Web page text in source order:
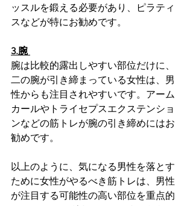
ッスルを鍛える必要があり、ピラティ
スなどが特にお勧めです。
3.腕
腕は比較的露出しやすい部位だけに、
二の腕が引き締まっている女性は、男
性からも注目されやすいです。アーム
カールやトライセプスエクステンショ
ンなどの筋トレが腕の引き締めにはお
勧めです。
以上のように、気になる男性を落とす
ために女性がやるべき筋トレは、男性
が注目する可能性の高い部位を重点的